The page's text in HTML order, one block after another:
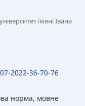
імені Івана
2022-36-70-76
норма, мовне